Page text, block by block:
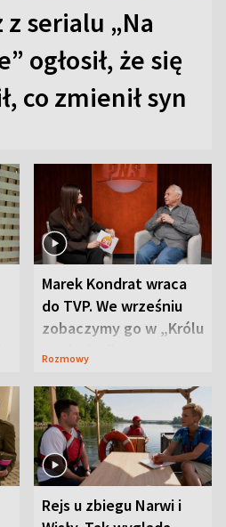
serialu „Na
ogłosił, że się
co zmienił syn
Marek Kondrat wraca
do TVP. We wrześniu
zobaczymy go w „Królu
Maciusiu I”
Rozmowy
Rejs u zbiegu Narwi i